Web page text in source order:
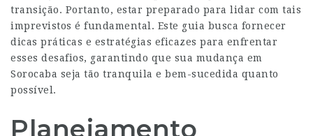
transição. Portanto, estar preparado para lidar com tais
imprevistos é fundamental. Este guia busca fornecer
dicas práticas e estratégias eficazes para enfrentar
esses desafios, garantindo que sua mudança em
Sorocaba seja tão tranquila e bem-sucedida quanto
possível.
Planejamento